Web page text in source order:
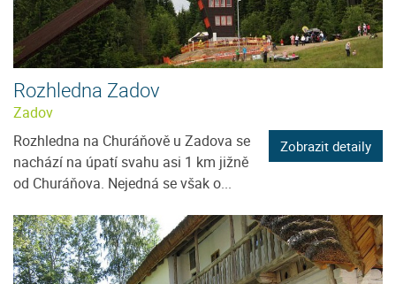
Rozhledna Zadov
Zadov
Rozhledna na Churáňově u Zadova se
nachází na úpatí svahu asi 1 km jižně
od Churáňova. Nejedná se však o...
Zobrazit detaily